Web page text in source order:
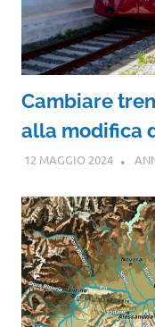
Cambiare
alla modifica
12 MAGGIO 2024